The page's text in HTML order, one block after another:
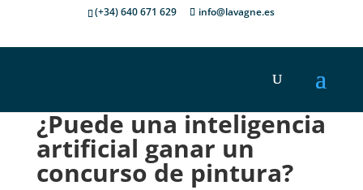
(+34) 640 671 629 info@lavagne.es
¿Puede una inteligencia
artificial ganar un
concurso de pintura?